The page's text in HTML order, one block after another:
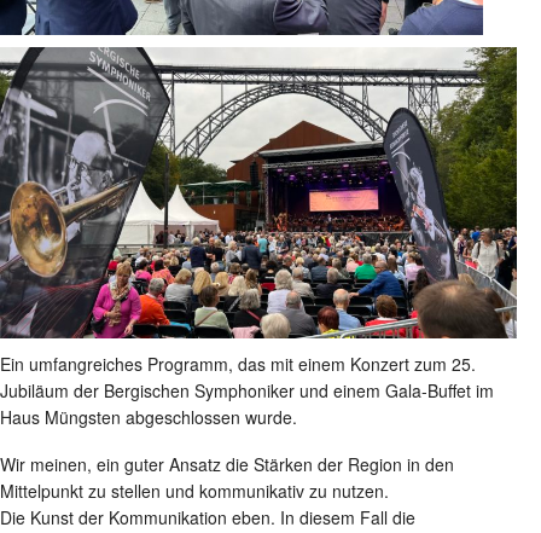
Ein umfangreiches Programm, das mit einem Konzert zum 25.
Jubiläum der Bergischen Symphoniker und einem Gala-Buffet im
Haus Müngsten abgeschlossen wurde.
Wir meinen, ein guter Ansatz die Stärken der Region in den
Mittelpunkt zu stellen und kommunikativ zu nutzen.
Die Kunst der Kommunikation eben. In diesem Fall die